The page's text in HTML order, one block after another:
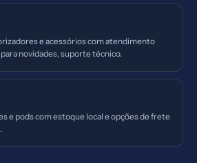
e acessórios com atendimento
novidades, suporte técnico.
e pods com estoque local e opções de frete